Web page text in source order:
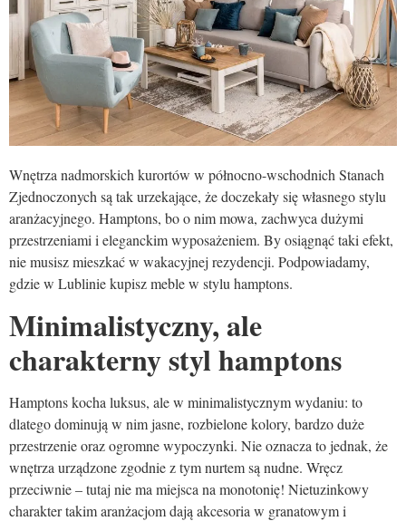
Wnętrza nadmorskich kurortów w północno-wschodnich Stanach
Zjednoczonych są tak urzekające, że doczekały się własnego stylu
aranżacyjnego. Hamptons, bo o nim mowa, zachwyca dużymi
przestrzeniami i eleganckim wyposażeniem. By osiągnąć taki efekt,
nie musisz mieszkać w wakacyjnej rezydencji. Podpowiadamy,
gdzie w Lublinie kupisz meble w stylu hamptons.
Minimalistyczny, ale
charakterny styl hamptons
Hamptons kocha luksus, ale w minimalistycznym wydaniu: to
dlatego dominują w nim jasne, rozbielone kolory, bardzo duże
przestrzenie oraz ogromne wypoczynki. Nie oznacza to jednak, że
wnętrza urządzone zgodnie z tym nurtem są nudne. Wręcz
przeciwnie – tutaj nie ma miejsca na monotonię! Nietuzinkowy
charakter takim aranżacjom dają akcesoria w granatowym i